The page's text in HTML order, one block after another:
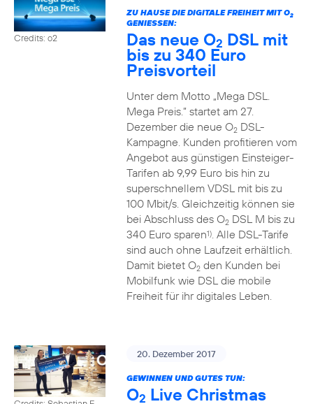
Credits: o2
ZU HAUSE DIE DIGITALE FREIHEIT MIT O2
GENIESSEN:
Das neue O2 DSL mit
bis zu 340 Euro
Preisvorteil
Unter dem Motto „Mega DSL.
Mega Preis.” startet am 27.
Dezember die neue O2DSL-
Kampagne. Kunden profitieren vom
Angebot aus günstigen Einsteiger-
Tarifen ab 9,99 Euro bis hin zu
superschnellem VDSL mit bis zu
100 Mbit/s. Gleichzeitig können sie
bei Abschluss des O2DSL M bis zu
340 Euro sparen1). Alle DSL-Tarife
sind auch ohne Laufzeit erhältlich.
Damit bietet O2den Kunden bei
Mobilfunk wie DSL die mobile
Freiheit für ihr digitales Leben.
20. Dezember 2017
GEWINNEN UND GUTES TUN:
O2 Live Christmas